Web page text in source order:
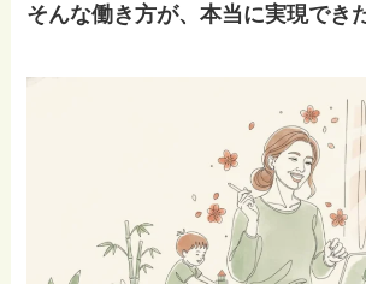
そんな働き方が、本当に実現でき